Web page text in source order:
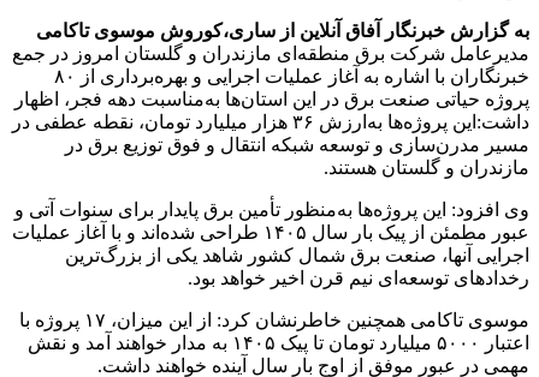
به گزارش خبرنگار آفاق آنلاین از ساری،کوروش موسوی تاکامی
مدیرعامل شرکت برق منطقه‌ای مازندران و گلستان امروز در جمع
خبرنگاران با اشاره به آغاز عملیات اجرایی و بهره‌برداری از ۸۰
پروژه حیاتی صنعت برق در این استان‌ها به‌مناسبت دهه فجر، اظهار
داشت:این پروژه‌ها به‌ارزش ۳۶ هزار میلیارد تومان، نقطه عطفی در
مسیر مدرن‌سازی و توسعه شبکه انتقال و فوق توزیع برق در
مازندران و گلستان هستند.
وی افزود: این پروژه‌ها به‌منظور تأمین برق پایدار برای سنوات آتی و
عبور مطمئن از پیک بار سال ۱۴۰۵ طراحی شده‌اند و با آغاز عملیات
اجرایی آنها، صنعت برق شمال کشور شاهد یکی از بزرگ‌ترین
رخدادهای توسعه‌ای نیم قرن اخیر خواهد بود.
موسوی تاکامی همچنین خاطرنشان کرد: از این میزان، ۱۷ پروژه با
اعتبار ۵۰۰۰ میلیارد تومان تا پیک ۱۴۰۵ به مدار خواهند آمد و نقش
مهمی در عبور موفق از اوج بار سال آینده خواهند داشت.